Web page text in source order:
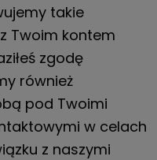
takie
Twoim kontem
zgodę
również
pod Twoimi
w celach
z naszymi